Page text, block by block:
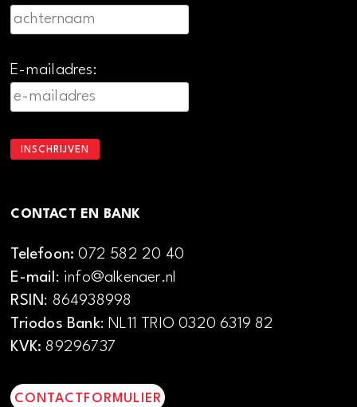
E-mailadres:
CONTACT EN BANK
Telefoon:072 582 20 40
E-mail : info@alkenaer.nl
RSIN : 864938998
Triodos Bank: NL11 TRIO 0320 6319 82
KVK: 89296737
CONTACTFORMULIER